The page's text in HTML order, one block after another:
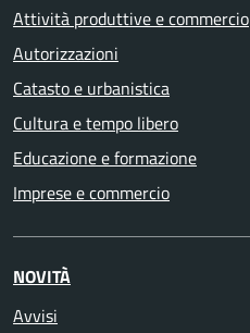
Attività produttive e commercio
Autorizzazioni
Catasto e urbanistica
Cultura e tempo libero
Educazione e formazione
Imprese e commercio
NOVITÀ
Avvisi